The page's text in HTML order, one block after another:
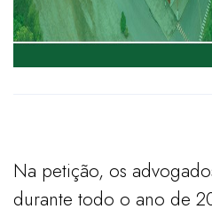
Na petição, os
durante todo o ano de